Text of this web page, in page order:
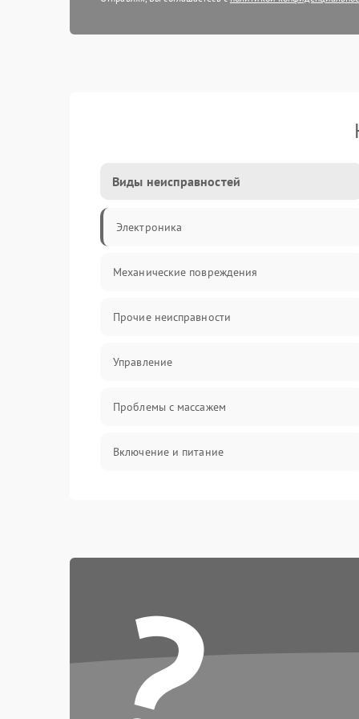
Виды неисправностей
Электроника
Механические повреждения
Прочие неисправности
Управление
Проблемы с массажем
Включение и питание